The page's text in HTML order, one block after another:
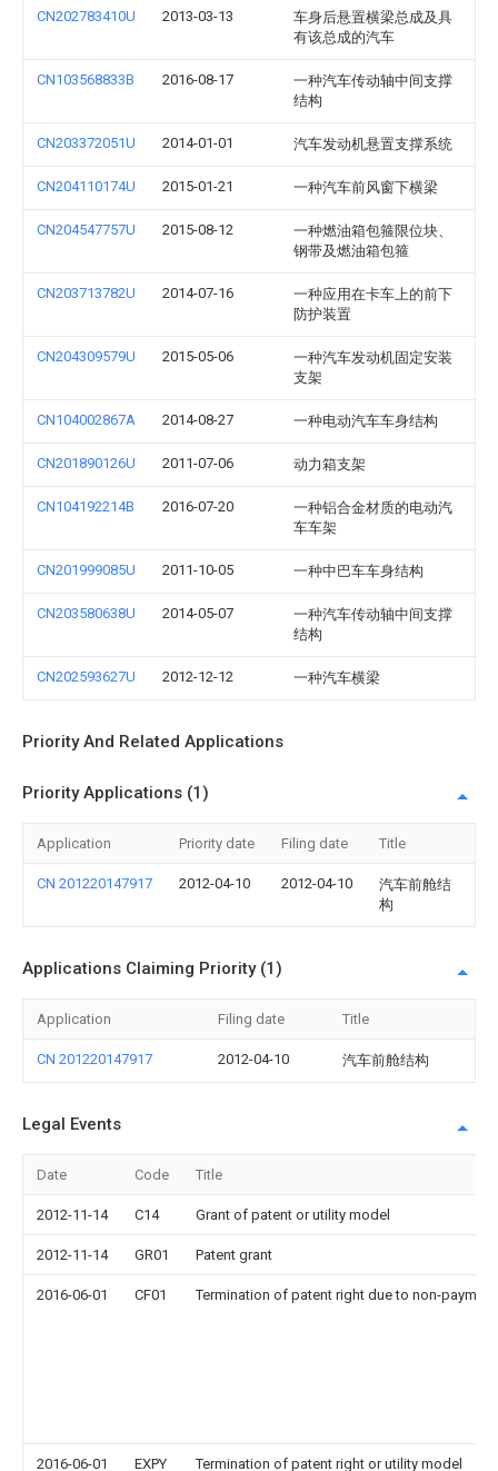
CN202783410U 2013-03-13
车身后悬置横梁总成及具
有该总成的汽车
CN103568833B 2016-08-17
一种汽车传动轴中间支撑
结构
CN203372051U 2014-01-01 汽车发动机悬置支撑系统
CN204110174U 2015-01-21 一种汽车前风窗下横梁
CN204547757U 2015-08-12
一种燃油箱包箍限位块、
钢带及燃油箱包箍
CN203713782U 2014-07-16
一种应用在卡车上的前下
防护装置
CN204309579U 2015-05-06
一种汽车发动机固定安装
支架
CN104002867A 2014-08-27 一种电动汽车车身结构
CN201890126U 2011-07-06 动力箱支架
CN104192214B 2016-07-20
一种铝合金材质的电动汽
车车架
CN201999085U 2011-10-05 一种中巴车车身结构
CN203580638U 2014-05-07
一种汽车传动轴中间支撑
结构
CN202593627U 2012-12-12 一种汽车横梁
Priority And Related Applications
Priority Applications (1)
Application Priority date Filing date Title
CN 201220147917 2012-04-10 2012-04-10
汽车前舱结
构
Applications Claiming Priority (1)
Application Filing date Title
CN 201220147917 2012-04-10 汽车前舱结构
Legal Events
Date Code Title
2012-11-14 C14 Grant of patent or utility model
2012-11-14 GR01 Patent grant
2016-06-01 CF01 Termination of patent right due to non-
2016-06-01 EXPY Termination of patent right or utility model